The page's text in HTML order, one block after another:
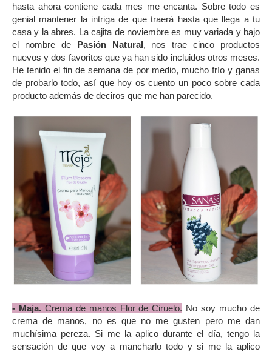
hasta ahora contiene cada mes me encanta. Sobre todo es
genial mantener la intriga de que traerá hasta que llega a tu
casa y la abres. La cajita de noviembre es muy variada y bajo
el nombre de Pasión Natural, nos trae cinco productos
nuevos y dos favoritos que ya han sido incluidos otros meses.
He tenido el fin de semana de por medio, mucho frío y ganas
de probarlo todo, así que hoy os cuento un poco sobre cada
producto además de deciros que me han parecido.
- Maja. Crema de manos Flor de Ciruelo. No soy mucho de
crema de manos, no es que no me gusten pero me dan
muchísima pereza. Si me la aplico durante el día, tengo la
sensación de que voy a mancharlo todo y si me la aplico